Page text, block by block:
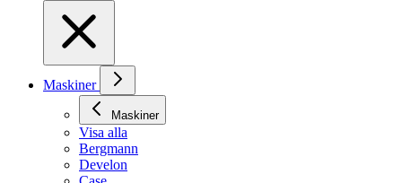
Maskiner
Maskiner
Visa alla
Bergmann
Develon